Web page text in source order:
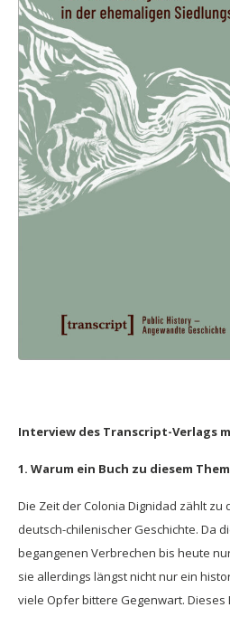
Interview des Transcript-Verlags
1. Warum ein Buch zu diesem
Die Zeit der Colonia Dignidad zählt
deutsch-chilenischer Geschichte. Da
begangenen Verbrechen bis heute
sie allerdings längst nicht nur ein
viele Opfer bittere Gegenwart. Dieses